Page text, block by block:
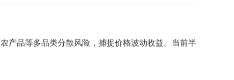
产品等多品类分散风险，捕捉价格波动收益。当前半